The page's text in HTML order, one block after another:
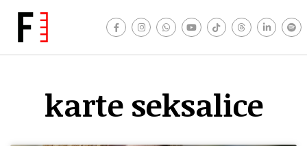
karte seksalice